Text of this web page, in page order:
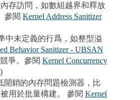
存訪問，如數組越界和釋放
參閱 Kernel Address Sanitizer
中未定義的行爲，如整型溢
Behavior Sanitizer - UBSAN
爭。參閱 Kernel Concurrency
開銷的內存問題檢測器，比
用於批量構建。 參閱 Kernel